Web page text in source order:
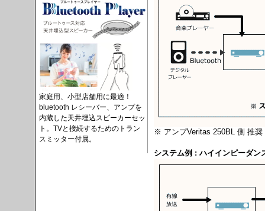
※ アンプVeritas 250BL 側 推奨
システム例 : ハイインピーダン
家庭用、小型店舗用に最適！
bluetooth レシーバー、アンプを
内蔵した天井埋込スピーカーセッ
ト。TVと接続するためのトラン
スミッター付属。